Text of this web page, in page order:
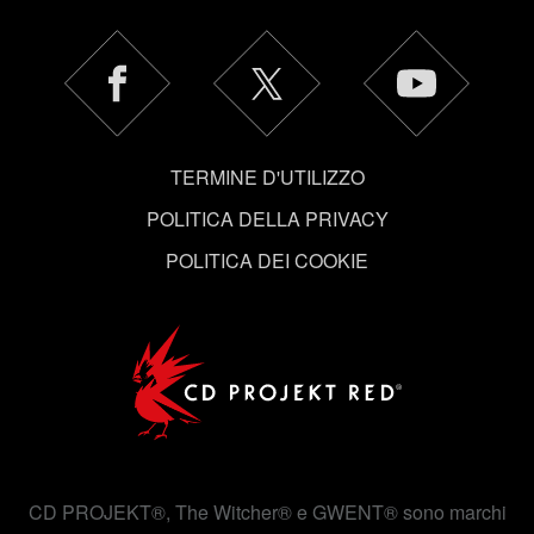
Tutti i dettagli su come utilizziamo i cookie e su come
impostare le tue preferenze sono disponibili nel menu
"Impostazioni" qui sotto.
TERMINE D'UTILIZZO
POLITICA DELLA PRIVACY
POLITICA DEI COOKIE
CD PROJEKT®, The Witcher® e GWENT® sono marchi